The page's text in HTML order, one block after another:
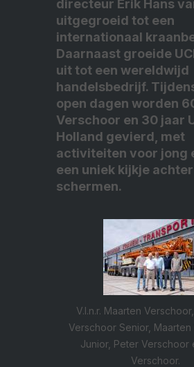
directeur Erik Hans
uitgegroeid tot een
internationaal
Daarnaast groeide
uit tot een wereldwijd
handelsbedrijf.
open dagen worden
Verschoor en 30 jaar
Holland gevierd, met
activiteiten voor jong
een uniek kijkje
schermen.
V.l.n.r. Maarten
Verschoor Senior,
Junior, Peter Verschoor
Verschoor.